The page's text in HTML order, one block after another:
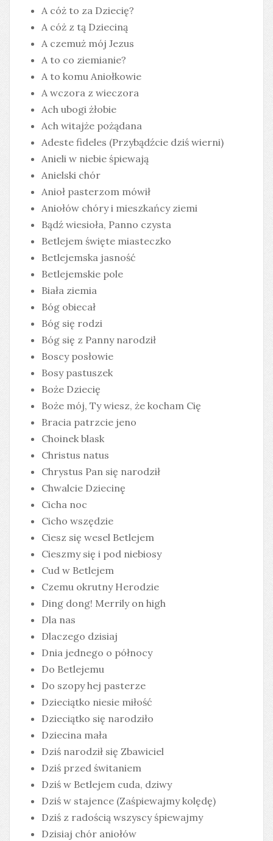
A cóż to za Dziecię?
A cóż z tą Dzieciną
A czemuż mój Jezus
A to co ziemianie?
A to komu Aniołkowie
A wczora z wieczora
Ach ubogi żłobie
Ach witajże pożądana
Adeste fideles (Przybądźcie dziś wierni)
Anieli w niebie śpiewają
Anielski chór
Anioł pasterzom mówił
Aniołów chóry i mieszkańcy ziemi
Bądź wiesioła, Panno czysta
Betlejem święte miasteczko
Betlejemska jasność
Betlejemskie pole
Biała ziemia
Bóg obiecał
Bóg się rodzi
Bóg się z Panny narodził
Boscy posłowie
Bosy pastuszek
Boże Dziecię
Boże mój, Ty wiesz, że kocham Cię
Bracia patrzcie jeno
Choinek blask
Christus natus
Chrystus Pan się narodził
Chwalcie Dziecinę
Cicha noc
Cicho wszędzie
Ciesz się wesel Betlejem
Cieszmy się i pod niebiosy
Cud w Betlejem
Czemu okrutny Herodzie
Ding dong! Merrily on high
Dla nas
Dlaczego dzisiaj
Dnia jednego o północy
Do Betlejemu
Do szopy hej pasterze
Dzieciątko niesie miłość
Dzieciątko się narodziło
Dziecina mała
Dziś narodził się Zbawiciel
Dziś przed świtaniem
Dziś w Betlejem cuda, dziwy
Dziś w stajence (Zaśpiewajmy kolędę)
Dziś z radością wszyscy śpiewajmy
Dzisiaj chór aniołów